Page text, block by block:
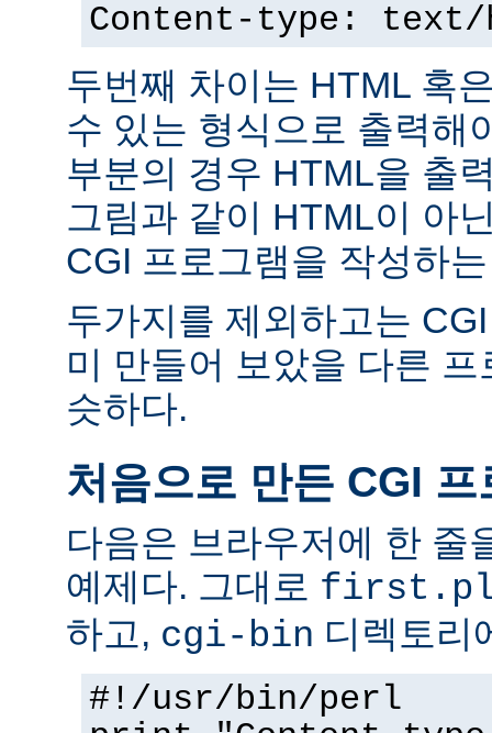
Content-type: text/
두번째 차이는 HTML 혹
수 있는 형식으로 출력해
부분의 경우 HTML을 출
그림과 같이 HTML이 아
CGI 프로그램을 작성하
두가지를 제외하고는
미 만들어 보았을 다른
슷하다.
처음으로 만든 CGI 프
다음은 브라우저에 한 줄
예제다. 그대로
하고, cgi-bin 디렉토리
#!/usr/bin/perl